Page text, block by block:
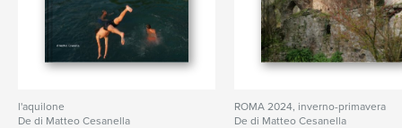
l'aquilone
De di Matteo Cesanella
ROMA 2024, inverno-primavera
De di Matteo Cesanella